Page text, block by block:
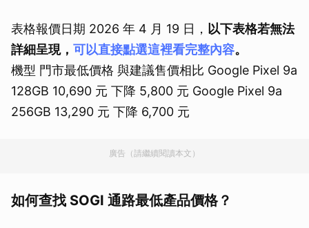
表格報價日期 2026 年 4 月 19 日， 以下表格若無法
詳細呈現， 可以直接點選這裡看完整內容。
機型 門市最低價格 與建議售價相比 Google Pixel 9a
128GB 10,690 元 下降 5,800 元 Google Pixel 9a
256GB 13,290 元 下降 6,700 元
廣告（請繼續閱讀本文）
如何查找 SOGI 通路最低產品價格？